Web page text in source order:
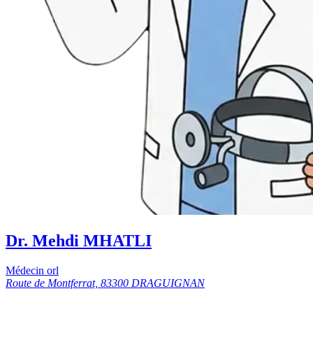
Dr. Mehdi MHATLI
Médecin orl
Route de Montferrat, 83300 DRAGUIGNAN